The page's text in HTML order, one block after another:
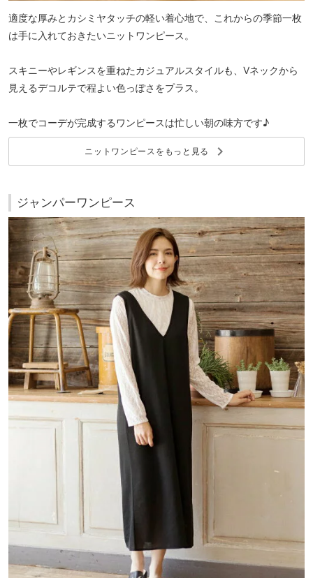
適度な厚みとカシミヤタッチの軽い着心地で、これからの季節一枚
は手に入れておきたいニットワンピース。
スキニーやレギンスを重ねたカジュアルスタイルも、Vネックから
見えるデコルテで程よい色っぽさをプラス。
一枚でコーデが完成するワンピースは忙しい朝の味方です♪
ニットワンピースをもっと見る keyboard_arrow_right
ジャンパーワンピース